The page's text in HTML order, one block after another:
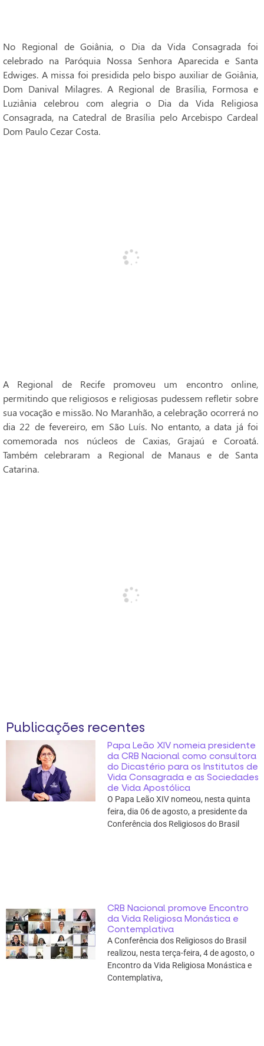
No Regional de Goiânia, o Dia da Vida Consagrada foi
celebrado na Paróquia Nossa Senhora Aparecida e Santa
Edwiges. A missa foi presidida pelo bispo auxiliar de Goiânia,
Dom Danival Milagres. A Regional de Brasília, Formosa e
Luziânia celebrou com alegria o Dia da Vida Religiosa
Consagrada, na Catedral de Brasília pelo Arcebispo Cardeal
Dom Paulo Cezar Costa.
A Regional de Recife promoveu um encontro online,
permitindo que religiosos e religiosas pudessem refletir sobre
sua vocação e missão. No Maranhão, a celebração ocorrerá no
dia 22 de fevereiro, em São Luís. No entanto, a data já foi
comemorada nos núcleos de Caxias, Grajaú e Coroatá.
Também celebraram a Regional de Manaus e de Santa
Catarina.
Publicações recentes
Papa Leão XIV nomeia presidente
da CRB Nacional como consultora
do Dicastério para os Institutos de
Vida Consagrada e as Sociedades
de Vida Apostólica
O Papa Leão XIV nomeou, nesta quinta
feira, dia 06 de agosto, a presidente da
Conferência dos Religiosos do Brasil
CRB Nacional promove Encontro
da Vida Religiosa Monástica e
Contemplativa
A Conferência dos Religiosos do Brasil
realizou, nesta terça-feira, 4 de agosto, o
Encontro da Vida Religiosa Monástica e
Contemplativa,